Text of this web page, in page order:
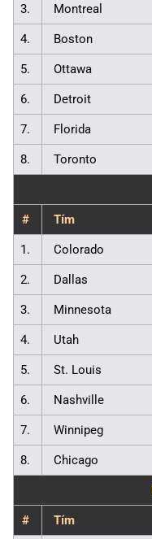
3. Montreal
4. Boston
5. Ottawa
6. Detroit
7. Florida
8. Toronto
# Tím
1. Colorado
2. Dallas
3. Minnesota
4. Utah
5. St. Louis
6. Nashville
7. Winnipeg
8. Chicago
# Tím